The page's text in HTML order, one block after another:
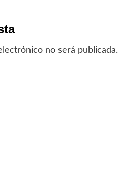
no será publicada.